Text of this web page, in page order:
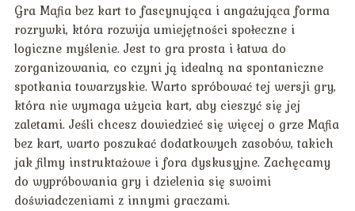
Gra Mafia bez kart to fascynująca i angażująca forma
rozrywki, która rozwija umiejętności społeczne i
logiczne myślenie. Jest to gra prosta i łatwa do
zorganizowania, co czyni ją idealną na spontaniczne
spotkania towarzyskie. Warto spróbować tej wersji gry,
która nie wymaga użycia kart, aby cieszyć się jej
zaletami. Jeśli chcesz dowiedzieć się więcej o grze Mafia
bez kart, warto poszukać dodatkowych zasobów, takich
jak filmy instruktażowe i fora dyskusyjne. Zachęcamy
do wypróbowania gry i dzielenia się swoimi
doświadczeniami z innymi graczami.